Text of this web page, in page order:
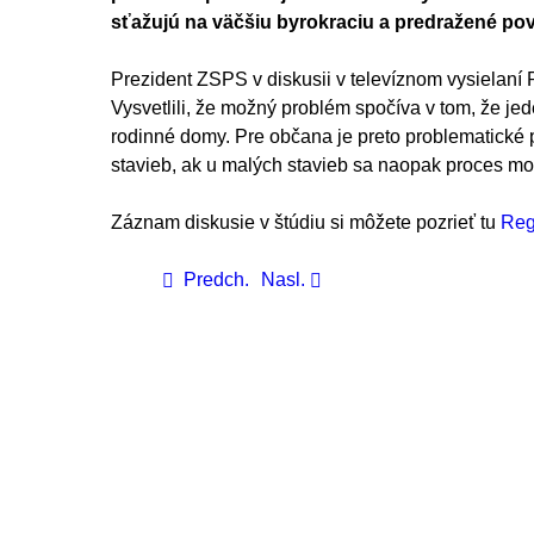
sťažujú na väčšiu byrokraciu a predražené
Prezident ZSPS v diskusii v televíznom vysielaní
Vysvetlili, že možný problém spočíva v tom, že
rodinné domy. Pre občana je preto
stavieb, ak u malých stavieb sa naopak proces
Záznam diskusie v štúdiu si môžete pozrieť tu
Predch. Nasl.